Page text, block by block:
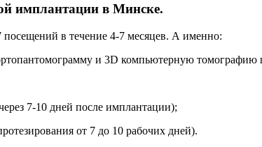
в Минске.
посещений в течение 4-7 месяцев. А именно:
и 3D компьютерную
7-10 дней после имплантации);
от 7 до 10 рабочих дней).